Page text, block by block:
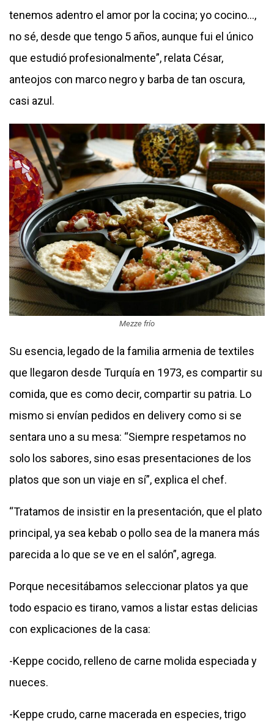
tenemos adentro el amor por la cocina; yo cocino…,
no sé, desde que tengo 5 años, aunque fui el único
que estudió profesionalmente”, relata César,
anteojos con marco negro y barba de tan oscura,
casi azul.
Mezze frío
Su esencia, legado de la familia armenia de textiles
que llegaron desde Turquía en 1973, es compartir su
comida, que es como decir, compartir su patria. Lo
mismo si envían pedidos en delivery como si se
sentara uno a su mesa: “Siempre respetamos no
solo los sabores, sino esas presentaciones de los
platos que son un viaje en sí”, explica el chef.
“Tratamos de insistir en la presentación, que el plato
principal, ya sea kebab o pollo sea de la manera más
parecida a lo que se ve en el salón”, agrega.
Porque necesitábamos seleccionar platos ya que
todo espacio es tirano, vamos a listar estas delicias
con explicaciones de la casa:
-Keppe cocido, relleno de carne molida especiada y
nueces.
-Keppe crudo, carne macerada en especies, trigo